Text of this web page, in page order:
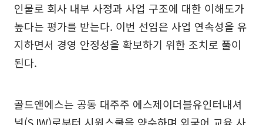
인물로 회사 내부 사정과 사업 구조에 대한 이해도가
높다는 평가를 받는다. 이번 선임은 사업 연속성을 유
지하면서 경영 안정성을 확보하기 위한 조치로 풀이
된다.
골드앤에스는 공동 대주주 에스제이더블유인터내셔